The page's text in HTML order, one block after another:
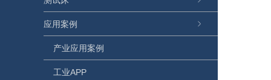
应用案例
产业应用案例
工业APP